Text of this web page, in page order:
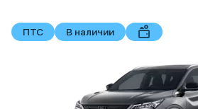
ПТС В наличии